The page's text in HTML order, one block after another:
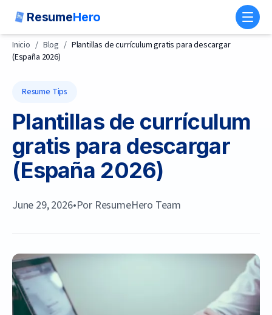
ResumeHero
Inicio / Blog / Plantillas de currículum gratis para descargar
(España 2026)
Resume Tips
Plantillas de currículum
gratis para descargar
(España 2026)
June 29, 2026•Por ResumeHero Team